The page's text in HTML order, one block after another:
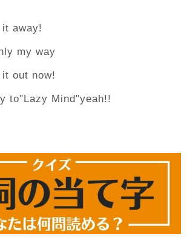
away!
my way
out now!
to"Lazy Mind"yeah!!